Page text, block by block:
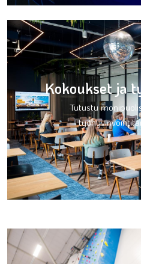
Kokoukset ja
Tutustu